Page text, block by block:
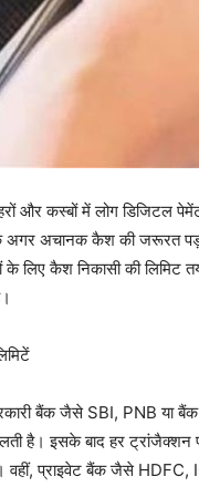
और कस्बों में लोग डिजिटल
अचानक कैश की जरूरत पड़
लिए कैश निकासी की लिमिट
बैंक जैसे SBI, PNB या
है। इसके बाद हर
वहीं, प्राइवेट बैंक जैसे